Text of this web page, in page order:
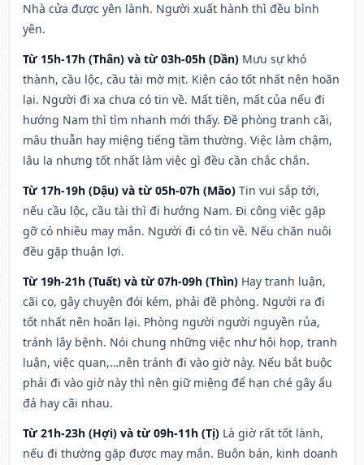
Nhà cửa được yên lành. Người xuất hành thì đều bình
yên.
Từ 15h-17h (Thân) và từ 03h-05h (Dần) Mưu sự khó
thành, cầu lộc, cầu tài mờ mịt. Kiện cáo tốt nhất nên hoãn
lại. Người đi xa chưa có tin về. Mất tiền, mất của nếu đi
hướng Nam thì tìm nhanh mới thấy. Đề phòng tranh cãi,
mâu thuẫn hay miệng tiếng tầm thường. Việc làm chậm,
lâu la nhưng tốt nhất làm việc gì đều cần chắc chắn.
Từ 17h-19h (Dậu) và từ 05h-07h (Mão) Tin vui sắp tới,
nếu cầu lộc, cầu tài thì đi hướng Nam. Đi công việc gặp
gỡ có nhiều may mắn. Người đi có tin về. Nếu chăn nuôi
đều gặp thuận lợi.
Từ 19h-21h (Tuất) và từ 07h-09h (Thìn) Hay tranh luận,
cãi cọ, gây chuyện đói kém, phải đề phòng. Người ra đi
tốt nhất nên hoãn lại. Phòng người người nguyền rủa,
tránh lây bệnh. Nói chung những việc như hội họp, tranh
luận, việc quan,…nên tránh đi vào giờ này. Nếu bắt buộc
phải đi vào giờ này thì nên giữ miệng để hạn ché gây ẩu
đả hay cãi nhau.
Từ 21h-23h (Hợi) và từ 09h-11h (Tị) Là giờ rất tốt lành,
nếu đi thường gặp được may mắn. Buôn bán, kinh doanh